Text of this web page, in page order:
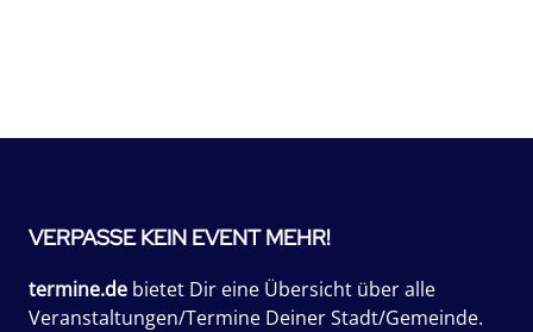
VERPASSE KEIN EVENT MEHR!
termine.de bietet Dir eine Übersicht über alle
Veranstaltungen/Termine Deiner Stadt/Gemeinde.